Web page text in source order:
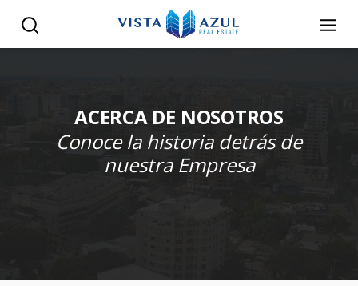
ACERCA DE NOSOTROS
Conoce la historia detrás de
nuestra Empresa